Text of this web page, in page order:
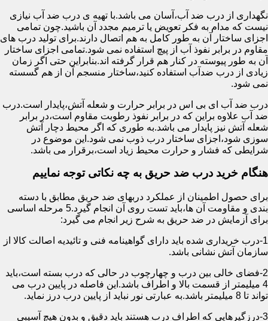
نگهداری از درب ضد آب،آسان می باشد.با تهیه ی درب ضد آب نیازی
نیست که مدام به فکر تعویض یا ترمیم مجدد آن باشید.چون تمامی
اجزای ساختار آن به طور کامل به هم اتصال دارند.برای تولید درب های
مقاوم در برابر نفوذ آب از پیچ استفاده نمی شود.تمامی اجزای ساختار
آن به طور پیوسته در کنار هم قرار گرفته اند.بنابراین حتی اگر زمان
زیادی از درب ضدآب استفاده کنید،ساختار منسجم آن از هم گسسته
نمی شود.
درب ضد آب ای بی اس در برابر حرارت و شعله آتش،پایدار است.درب
ضد آب علاوه براین که در برابر نفوذ رطوبت مقاوم است،در برابر
شعله آتش نیز پایدار می باشد.به طوری که اگر محیط دچار آتش
سوزی شود،اجزای ساختار درب ذوب نمی شود.این موضوع در
شرایطی که فشار و حرارت محیط زیاد است،برقرار می باشد.
هنگام خرید درب ضد حریق به چه نکاتی توجه نماییم
برای حصول اطمینان از عملکرد دربهای ضد حریق مطابق با دسته
بندی و مقاومت آن ها،باید تست روی آن انجام گیرد.5 مرحله اساسی
برای آزمایش در ضد حریق به شرح زیر انجام می گیرد:
1-درب خریداری شده باید دارای گواهینامه فنی و تائیدیه اصالت کالا از
سازمان آتش نشانی باشد.
2-فضای خالی بین درب و چهارچوب در حالی که درب بسته است،باید
4 میلیمتر از قسمت بالا و اطراف باشد.این فاصله در پایین درب می
تواند تا 8 میلیمتر باشد.به عبارتی نور نباید از پایین درب درز نماید.
3-درزگیرهایی که اطراف درب هستند باید دقیق و بدون هیچ آسیبی